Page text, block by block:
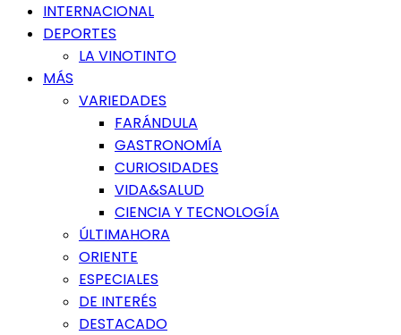
INTERNACIONAL
DEPORTES
LA VINOTINTO
MÁS
VARIEDADES
FARÁNDULA
GASTRONOMÍA
CURIOSIDADES
VIDA&SALUD
CIENCIA Y TECNOLOGÍA
ÚLTIMAHORA
ORIENTE
ESPECIALES
DE INTERÉS
DESTACADO